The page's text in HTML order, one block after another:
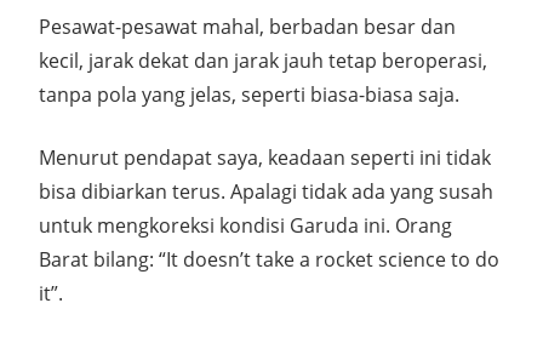
Pesawat-pesawat mahal, berbadan besar dan
kecil, jarak dekat dan jarak jauh tetap beroperasi,
tanpa pola yang jelas, seperti biasa-biasa saja.
Menurut pendapat saya, keadaan seperti ini tidak
bisa dibiarkan terus. Apalagi tidak ada yang susah
untuk mengkoreksi kondisi Garuda ini. Orang
Barat bilang: “It doesn’t take a rocket science to do
it”.